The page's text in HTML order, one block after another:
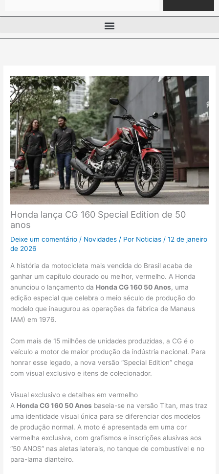
Honda lança CG 160 Special Edition de 50
anos
Deixe um comentário / Novidades / Por Noticias/12 de janeiro
de 2026
A história da motocicleta mais vendida do Brasil acaba de
ganhar um capítulo dourado ou melhor, vermelho. A Honda
anunciou o lançamento da Honda CG 160 50 Anos, uma
edição especial que celebra o meio século de produção do
modelo que inaugurou as operações da fábrica de Manaus
(AM) em 1976.
Com mais de 15 milhões de unidades produzidas, a CG é o
veículo a motor de maior produção da indústria nacional. Para
honrar esse legado, a nova versão “Special Edition” chega
com visual exclusivo e itens de colecionador.
Visual exclusivo e detalhes em vermelho
A Honda CG 160 50 Anos baseia-se na versão Titan, mas traz
uma identidade visual única para se diferenciar dos modelos
de produção normal. A moto é apresentada em uma cor
vermelha exclusiva, com grafismos e inscrições alusivas aos
“50 ANOS” nas aletas laterais, no tanque de combustível e no
para-lama dianteiro.